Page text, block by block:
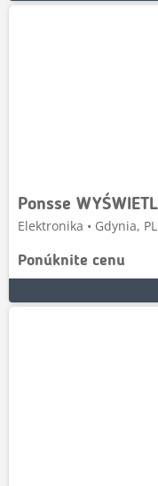
Elektronika • Gdynia, PL
Ponúknite cenu